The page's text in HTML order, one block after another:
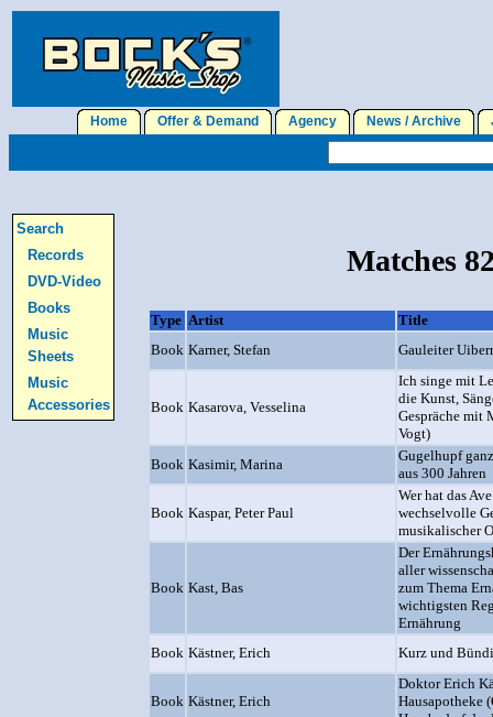
Home Offer & Demand Agency News / Archive
Search
Records
DVD-Video
Books
Music
Sheets
Music
Accessories
Matches
Type Artist
Title
Book Karner, Stefan Gauleiter
Book Kasarova, Vesselina
Ich singe mit
die Kunst,
Gespräche mit
Vogt)
Book Kasimir, Marina
Gugelhupf
aus 300 Jahren
Book Kaspar, Peter Paul
Wer hat das
wechselvolle
musikalischer
Book Kast, Bas
Der
aller
zum Thema
wichtigsten
Ernährung
Book Kästner, Erich Kurz und
Book Kästner, Erich
Doktor Erich
Hausapotheke